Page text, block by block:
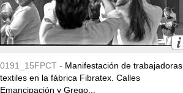
0191_15FPCT - Manifestación de trabajadoras
textiles en la fábrica Fibratex. Calles
Emancipación y Grego...